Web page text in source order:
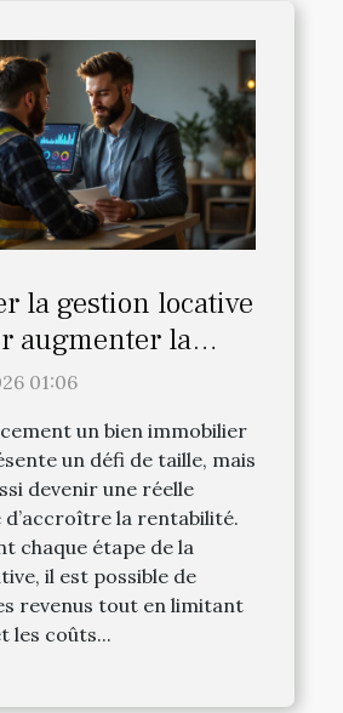
la gestion locative
augmenter la
01:06
un bien immobilier
un défi de taille, mais
devenir une réelle
la rentabilité.
chaque étape de la
il est possible de
revenus tout en limitant
les coûts...